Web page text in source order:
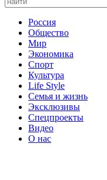
Россия
Общество
Мир
Экономика
Спорт
Культура
Life Style
Семья и жизнь
Эксклюзивы
Спецпроекты
Видео
О нас